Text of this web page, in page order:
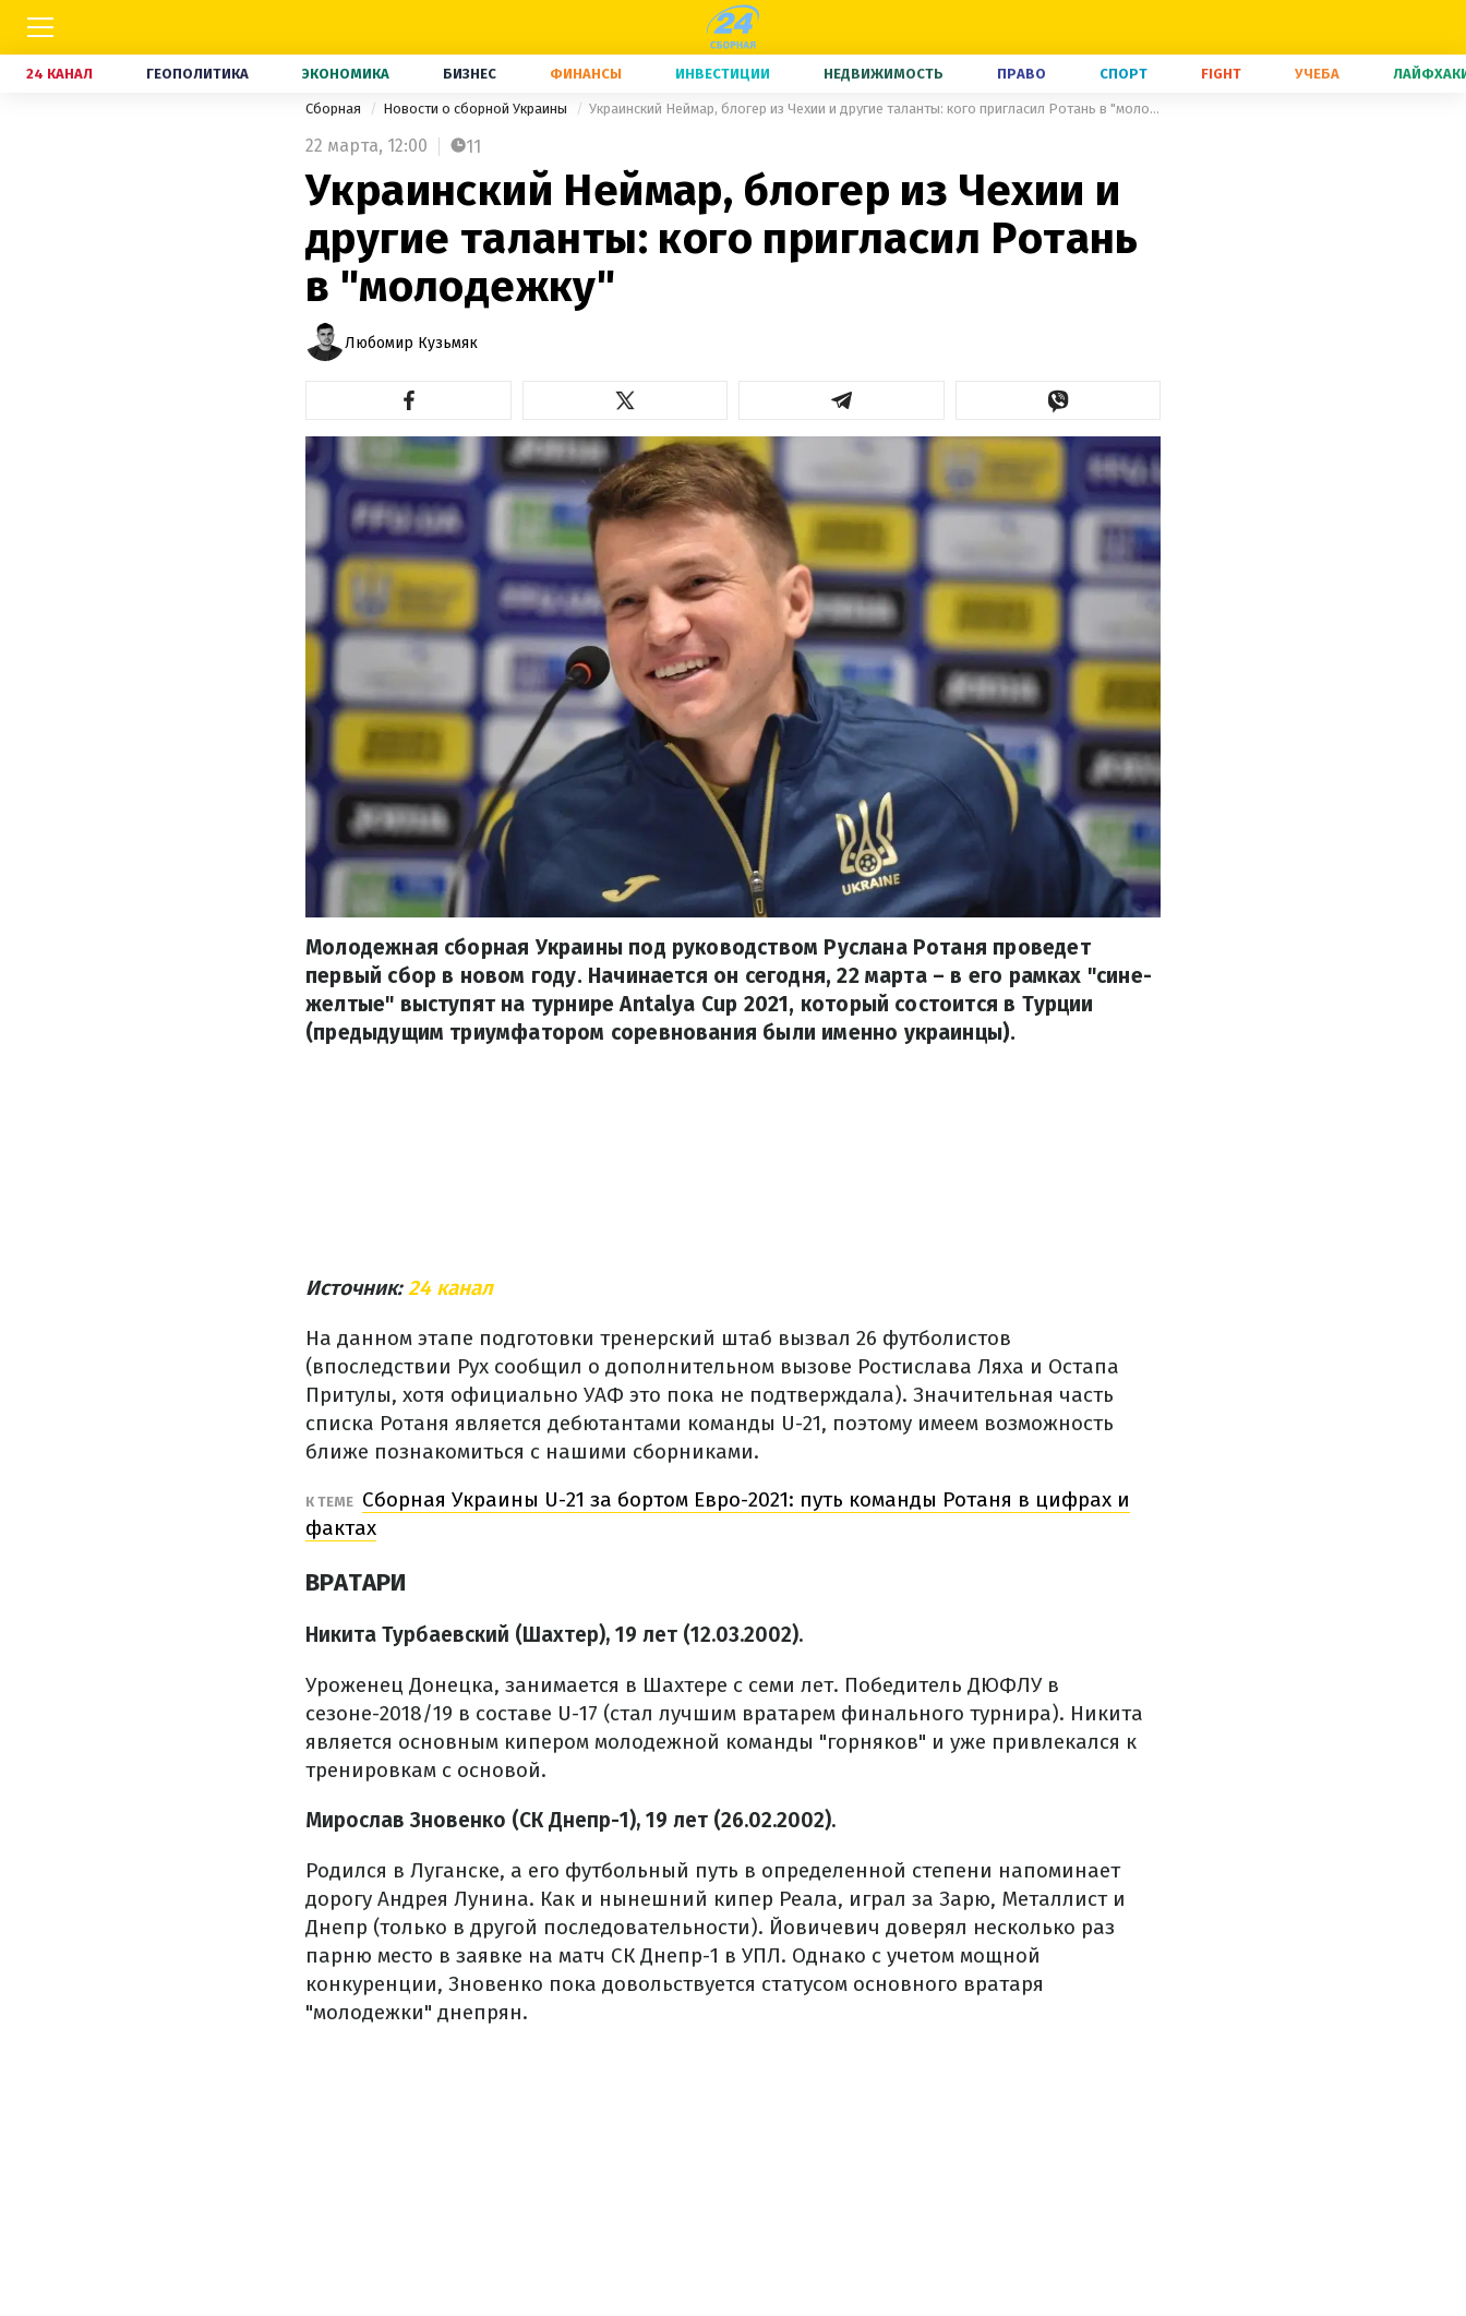
24 КАНАЛ ГЕОПОЛИТИКА ЭКОНОМИКА БИЗНЕС ФИНАНСЫ ИНВЕСТИЦИИ НЕДВИЖИМОСТЬ ПРАВО СПОРТ FIGHT УЧЕБА
Сборная Новости о сборной Украины Украинский Неймар, блогер из Чехии и другие таланты: кого пригласил Ротань в "молодежку"
22 марта, 12:00 11
Украинский Неймар, блогер из Чехии и
другие таланты: кого пригласил Ротань
в "молодежку"
Любомир Кузьмяк
Молодежная сборная Украины под руководством Руслана Ротаня проведет
первый сбор в новом году. Начинается он сегодня, 22 марта – в его рамках "сине-
желтые" выступят на турнире Antalya Cup 2021, который состоится в Турции
(предыдущим триумфатором соревнования были именно украинцы).
Источник:24 канал
На данном этапе подготовки тренерский штаб вызвал 26 футболистов
(впоследствии Рух сообщил о дополнительном вызове Ростислава Ляха и Остапа
Притулы, хотя официально УАФ это пока не подтверждала). Значительная часть
списка Ротаня является дебютантами команды U-21, поэтому имеем возможность
ближе познакомиться с нашими сборниками.
К ТЕМЕ Сборная Украины U-21 за бортом Евро-2021: путь команды Ротаня в цифрах и
фактах
ВРАТАРИ
Никита Турбаевский (Шахтер), 19 лет (12.03.2002).
Уроженец Донецка, занимается в Шахтере с семи лет. Победитель ДЮФЛУ в
сезоне-2018/19 в составе U-17 (стал лучшим вратарем финального турнира). Никита
является основным кипером молодежной команды "горняков" и уже привлекался к
тренировкам с основой.
Мирослав Зновенко (СК Днепр-1), 19 лет (26.02.2002).
Родился в Луганске, а его футбольный путь в определенной степени напоминает
дорогу Андрея Лунина. Как и нынешний кипер Реала, играл за Зарю, Металлист и
Днепр (только в другой последовательности). Йовичевич доверял несколько раз
парню место в заявке на матч СК Днепр-1 в УПЛ. Однако с учетом мощной
конкуренции, Зновенко пока довольствуется статусом основного вратаря
"молодежки" днепрян.